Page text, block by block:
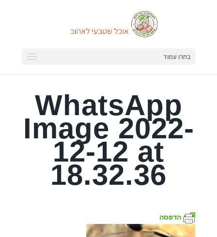
בחרו עמוד
WhatsApp
Image 2022-
12-12 at
18.32.36
הדפסה